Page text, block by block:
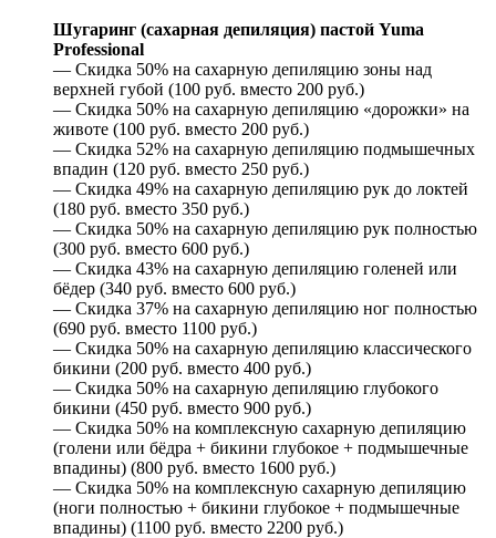
Шугаринг (сахарная депиляция) пастой Yuma
Professional
— Скидка 50% на сахарную депиляцию зоны над
верхней губой (100 руб. вместо 200 руб.)
— Скидка 50% на сахарную депиляцию «дорожки» на
животе (100 руб. вместо 200 руб.)
— Скидка 52% на сахарную депиляцию подмышечных
впадин (120 руб. вместо 250 руб.)
— Скидка 49% на сахарную депиляцию рук до локтей
(180 руб. вместо 350 руб.)
— Скидка 50% на сахарную депиляцию рук полностью
(300 руб. вместо 600 руб.)
— Скидка 43% на сахарную депиляцию голеней или
бёдер (340 руб. вместо 600 руб.)
— Скидка 37% на сахарную депиляцию ног полностью
(690 руб. вместо 1100 руб.)
— Скидка 50% на сахарную депиляцию классического
бикини (200 руб. вместо 400 руб.)
— Скидка 50% на сахарную депиляцию глубокого
бикини (450 руб. вместо 900 руб.)
— Скидка 50% на комплексную сахарную депиляцию
(голени или бёдра + бикини глубокое + подмышечные
впадины) (800 руб. вместо 1600 руб.)
— Скидка 50% на комплексную сахарную депиляцию
(ноги полностью + бикини глубокое + подмышечные
впадины) (1100 руб. вместо 2200 руб.)